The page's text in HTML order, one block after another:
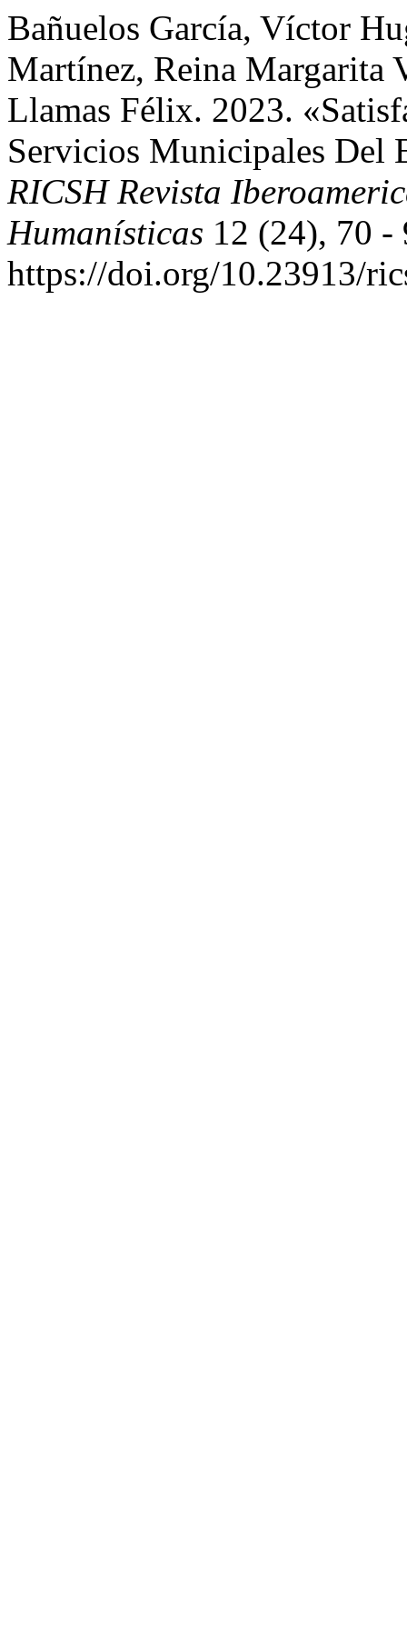
Bañuelos García, Víctor
Martínez, Reina Margarita
Llamas Félix. 2023.
Servicios Municipales Del
RICSH Revista
Humanísticas 12 (24), 70 -
https://doi.org/10.23913/